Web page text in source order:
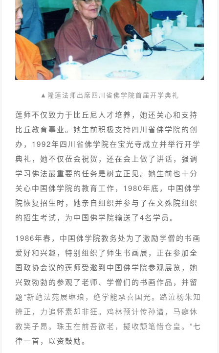
▲隆莲法师出席四川省佛学院首届开学典礼
莲师不仅致力于比丘尼人才培养，她还关心和支持
比丘教育事业。她生前积极支持四川省佛学院的创
办，1992年四川省佛学院在宝光寺成立并举行开学
典礼，她不仅莅会祝贺，还在会上做了讲话，强调
学习佛法最重要的任务是树立正见。她生前也十分
关心中国佛学院的教育工作，1980年底，中国佛学
院恢复招生时，她亲自组织并参与了在文殊院组织
的招生考试，为中国佛学院输送了4名学员。
1986年春，中国佛学院教务处为了激励学僧的书画
爱好和兴趣，特别组织了师生书画展，正在参加全
国政协会议的莲师受邀到中国佛学院参观展览，她
兴致勃勃的参观了老师、学僧们的书画作品，并留
题“新葩法苑展琳琅，绝学能承喜国光。路泣杨朱知
辨正，力追怀素却非狂。鸡林预计传孙谱，马癖休
教笑子昂。珠玉在前吾欲老，擬收颓笔惜仓皇。”七
律一首，以资鼓励。